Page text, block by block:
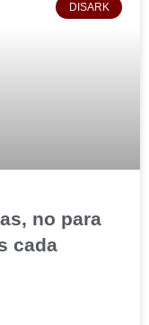
DISARK
no para
cada